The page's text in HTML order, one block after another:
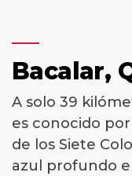
Bacalar,
A solo 39
es conocido
de los Siete
azul profundo